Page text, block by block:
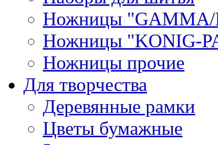
Ножницы "GAMMA/
Ножницы "KONIG-
Ножницы прочие
Для творчества
Деревянные рамки
Цветы бумажные